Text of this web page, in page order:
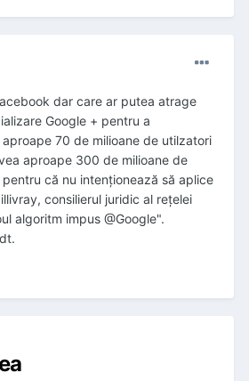
dar care ar putea atrage
Google + pentru a
70 de milioane de utilzatori
aproape 300 de milioane de
că nu intenţionează să aplice
consilierul juridic al reţelei
algoritm impus @Google".